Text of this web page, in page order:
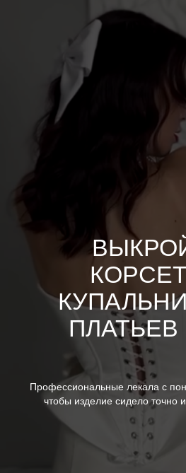
ПЛАТЬЕВ
Профессиональные лекала с
чтобы изделие сидело точно